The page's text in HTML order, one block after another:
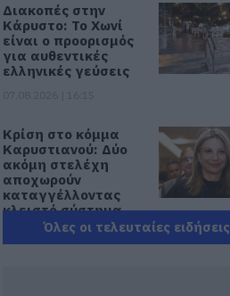
Διακοπές στην
Κάρυστο: Το Χωνί
είναι ο προορισμός
για αυθεντικές
ελληνικές γεύσεις
Κρίση στο κόμμα
Καρυστιανού: Δύο
ακόμη στελέχη
αποχωρούν
καταγγέλλοντας
κλειστό σύστημα
αποφάσεων
Όλες οι τελευταίες ειδήσεις